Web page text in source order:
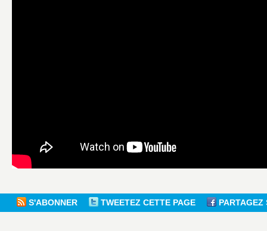
S'ABONNER TWEETEZ CETTE PAGE PARTAGEZ